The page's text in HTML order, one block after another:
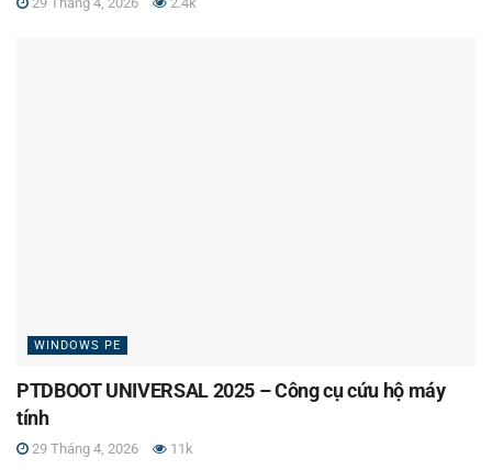
WINDOWS PE
PTDBOOT UNIVERSAL 2025 – Công cụ cứu hộ máy
tính
29 Tháng 4, 2026 11k